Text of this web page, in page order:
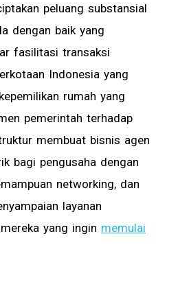
peluang substansial
dengan baik yang
fasilitasi transaksi
Indonesia yang
rumah yang
pemerintah terhadap
membuat bisnis agen
bagi pengusaha dengan
networking, dan
layanan
yang ingin memulai